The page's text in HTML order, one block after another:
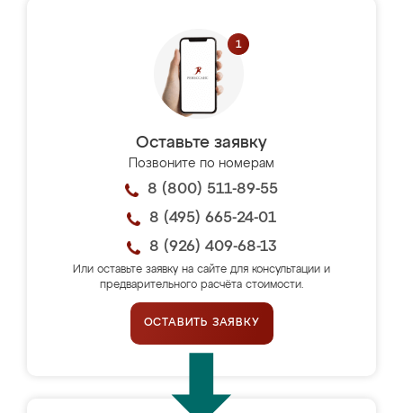
Оставьте заявку
Позвоните по номерам
8 (800) 511-89-55
8 (495) 665-24-01
8 (926) 409-68-13
Или оставьте заявку на сайте для консультации и
предварительного расчёта стоимости.
ОСТАВИТЬ ЗАЯВКУ